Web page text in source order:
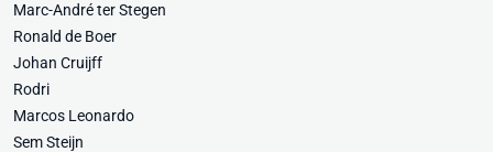
Marc-André ter Stegen
Ronald de Boer
Johan Cruijff
Rodri
Marcos Leonardo
Sem Steijn